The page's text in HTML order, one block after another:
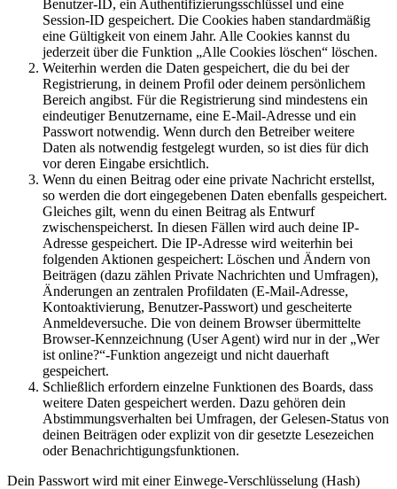
Benutzer-ID, ein Authentifizierungsschlüssel und eine
Session-ID gespeichert. Die Cookies haben standardmäßig
eine Gültigkeit von einem Jahr. Alle Cookies kannst du
jederzeit über die Funktion „Alle Cookies löschen“ löschen.
Weiterhin werden die Daten gespeichert, die du bei der
Registrierung, in deinem Profil oder deinem persönlichem
Bereich angibst. Für die Registrierung sind mindestens ein
eindeutiger Benutzername, eine E-Mail-Adresse und ein
Passwort notwendig. Wenn durch den Betreiber weitere
Daten als notwendig festgelegt wurden, so ist dies für dich
vor deren Eingabe ersichtlich.
Wenn du einen Beitrag oder eine private Nachricht erstellst,
so werden die dort eingegebenen Daten ebenfalls gespeichert.
Gleiches gilt, wenn du einen Beitrag als Entwurf
zwischenspeicherst. In diesen Fällen wird auch deine IP-
Adresse gespeichert. Die IP-Adresse wird weiterhin bei
folgenden Aktionen gespeichert: Löschen und Ändern von
Beiträgen (dazu zählen Private Nachrichten und Umfragen),
Änderungen an zentralen Profildaten (E-Mail-Adresse,
Kontoaktivierung, Benutzer-Passwort) und gescheiterte
Anmeldeversuche. Die von deinem Browser übermittelte
Browser-Kennzeichnung (User Agent) wird nur in der „Wer
ist online?“-Funktion angezeigt und nicht dauerhaft
gespeichert.
Schließlich erfordern einzelne Funktionen des Boards, dass
weitere Daten gespeichert werden. Dazu gehören dein
Abstimmungsverhalten bei Umfragen, der Gelesen-Status von
deinen Beiträgen oder explizit von dir gesetzte Lesezeichen
oder Benachrichtigungsfunktionen.
Dein Passwort wird mit einer Einwege-Verschlüsselung (Hash)